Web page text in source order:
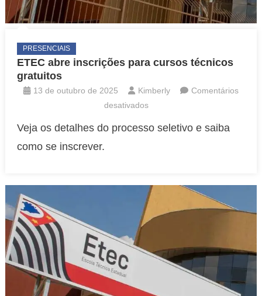
PRESENCIAIS
ETEC abre inscrições para cursos técnicos
gratuitos
13 de outubro de 2025 Kimberly
Comentários
desativadosem
abre
técnicos
gratuitos
Veja os detalhes do processo seletivo e saiba
como se inscrever.